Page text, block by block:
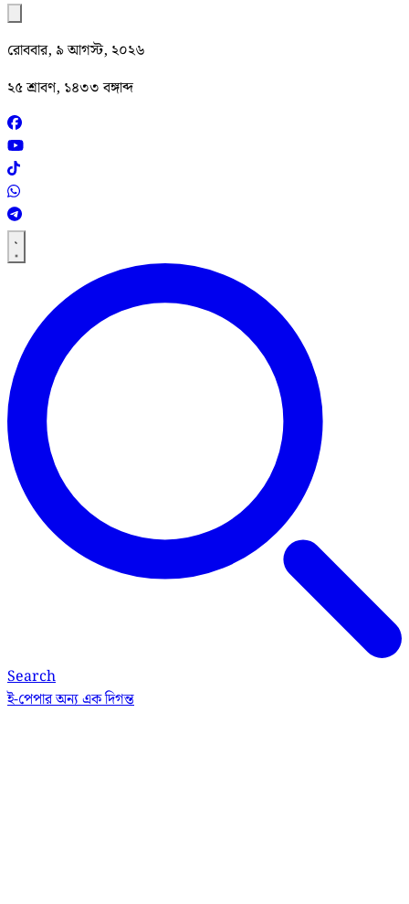
রোববার, ৯ আগস্ট, ২০২৬
২৫ শ্রাবণ, ১৪৩৩ বঙ্গাব্দ
Search
ই-পেপারঅন্য এক দিগন্ত